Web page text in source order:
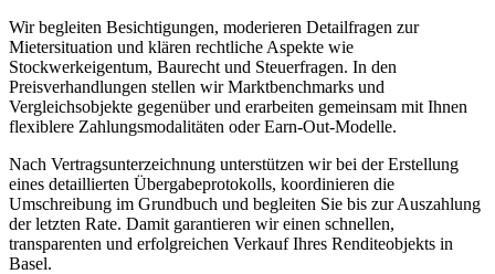
Wir begleiten Besichtigungen, moderieren Detailfragen zur
Mietersituation und klären rechtliche Aspekte wie
Stockwerkeigentum, Baurecht und Steuerfragen. In den
Preisverhandlungen stellen wir Marktbenchmarks und
Vergleichsobjekte gegenüber und erarbeiten gemeinsam mit Ihnen
flexiblere Zahlungsmodalitäten oder Earn-Out-Modelle.
Nach Vertragsunterzeichnung unterstützen wir bei der Erstellung
eines detaillierten Übergabeprotokolls, koordinieren die
Umschreibung im Grundbuch und begleiten Sie bis zur Auszahlung
der letzten Rate. Damit garantieren wir einen schnellen,
transparenten und erfolgreichen Verkauf Ihres Renditeobjekts in
Basel.